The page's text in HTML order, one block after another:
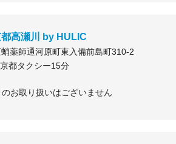
高瀬川 by HULIC
薬師通河原町東入備前島町310-2
都タクシー15分
お取り扱いはございません